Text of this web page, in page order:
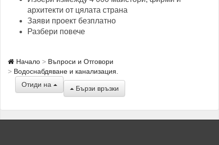
архитекти от цялата страна
Заяви проект безплатно
Разбери повече
Начало
Въпроси и Отговори
Водоснабдяване и канализация.
Отиди на
Бързи връзки